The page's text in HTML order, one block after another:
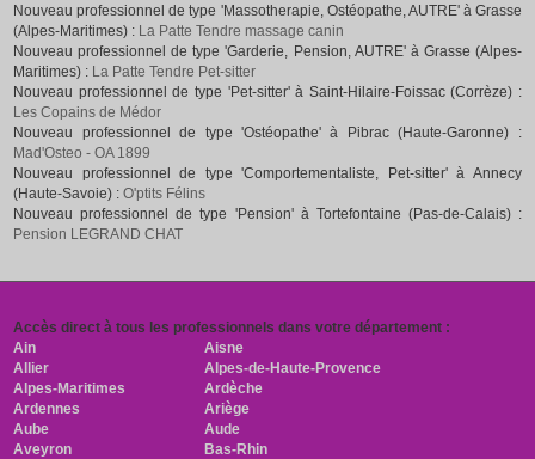
Nouveau professionnel de type 'Massotherapie, Ostéopathe, AUTRE' à Grasse
(Alpes-Maritimes) : La Patte Tendre massage canin
Nouveau professionnel de type 'Garderie, Pension, AUTRE' à Grasse (Alpes-
Maritimes) : La Patte Tendre Pet-sitter
Nouveau professionnel de type 'Pet-sitter' à Saint-Hilaire-Foissac (Corrèze) :
Les Copains de Médor
Nouveau professionnel de type 'Ostéopathe' à Pibrac (Haute-Garonne) :
Mad'Osteo - OA 1899
Nouveau professionnel de type 'Comportementaliste, Pet-sitter' à Annecy
(Haute-Savoie) :O'ptits Félins
Nouveau professionnel de type 'Pension' à Tortefontaine (Pas-de-Calais) :
Pension LEGRAND CHAT
Accès direct à tous les professionnels dans votre département :
Ain
Aisne
Allier
Alpes-de-Haute-Provence
Alpes-Maritimes
Ardèche
Ardennes
Ariège
Aube
Aude
Aveyron
Bas-Rhin